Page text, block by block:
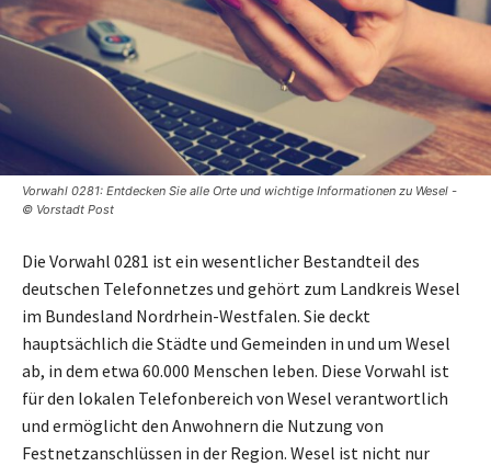
Vorwahl 0281: Entdecken Sie alle Orte und wichtige Informationen zu Wesel -
© Vorstadt Post
Die Vorwahl 0281 ist ein wesentlicher Bestandteil des
deutschen Telefonnetzes und gehört zum Landkreis Wesel
im Bundesland Nordrhein-Westfalen. Sie deckt
hauptsächlich die Städte und Gemeinden in und um Wesel
ab, in dem etwa 60.000 Menschen leben. Diese Vorwahl ist
für den lokalen Telefonbereich von Wesel verantwortlich
und ermöglicht den Anwohnern die Nutzung von
Festnetzanschlüssen in der Region. Wesel ist nicht nur